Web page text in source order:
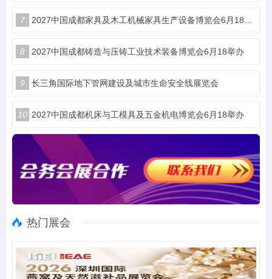
7 2027中国成都家具及木工机械家具生产设备博览会6月18举办
8 2027中国成都铸造与压铸工业技术装备博览会6月18举办
9 长三角国际地下管网建设及城市生命安全线展览会
10 2027中国成都机床与工模具及五金机电博览会6月18举办
热门展会